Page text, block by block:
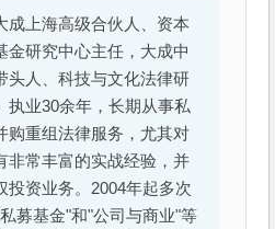
成上海高级合伙人、资本
金研究中心主任，大成中
头人、科技与文化法律研
执业30余年，长期从事私
购重组法律服务，尤其对
非常丰富的实战经验，并
投资业务。2004年起多次
募基金"和"公司与商业"等